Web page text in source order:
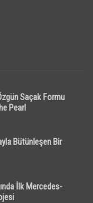
Saçak Formu
Pearl
Bütünleşen Bir
İlk Mercedes-